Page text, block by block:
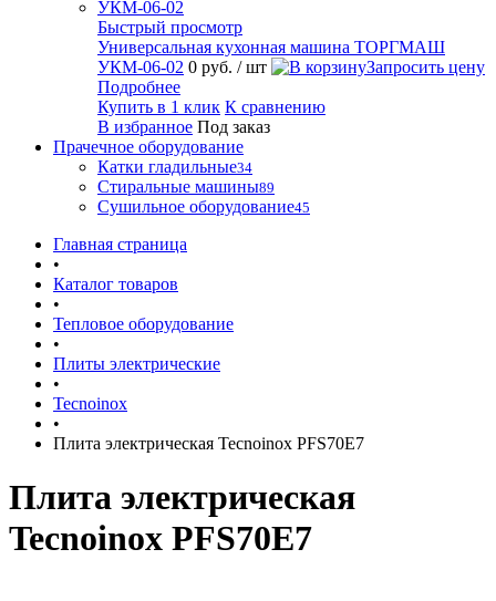
Быстрый просмотр
Универсальная кухонная машина ТОРГМАШ
УКМ-06-02 0 руб. / шт
Запросить цену
Подробнее
Купить в 1 клик К сравнению
В избранное Под заказ
Прачечное оборудование
Катки гладильные34
Стиральные машины89
Сушильное оборудование45
Главная страница
•
Каталог товаров
•
Тепловое оборудование
•
Плиты электрические
•
Tecnoinox
•
Плита электрическая Tecnoinox PFS70E7
Плита электрическая
Tecnoinox PFS70E7